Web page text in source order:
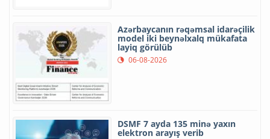
Azərbaycanın rəqəmsal idarəçilik
model iki beynəlxalq mükafata
layiq görülüb
06-08-2026
DSMF 7 ayda 135 minə yaxın
elektron arayış verib